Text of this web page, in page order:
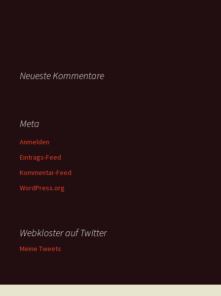
Neueste Kommentare
Meta
Anmelden
Eintrags-Feed
Kommentar-Feed
WordPress.org
Webkloster auf Twitter
Meine Tweets